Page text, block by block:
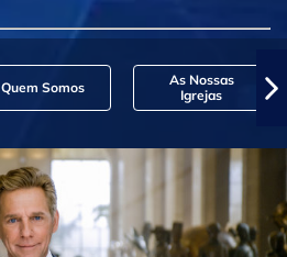
Quem Somos
As Nossas
Igrejas